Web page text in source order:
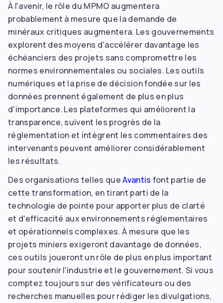
À l'avenir, le rôle du MPMO augmentera
probablement à mesure que la demande de
minéraux critiques augmentera. Les gouvernements
explorent des moyens d'accélérer davantage les
échéanciers des projets sans compromettre les
normes environnementales ou sociales. Les outils
numériques et la prise de décision fondée sur les
données prennent également de plus en plus
d'importance. Les plateformes qui améliorent la
transparence, suivent les progrès de la
réglementation et intègrent les commentaires des
intervenants peuvent améliorer considérablement
les résultats.
Des organisations telles queAvantis font partie de
cette transformation, en tirant parti de la
technologie de pointe pour apporter plus de clarté
et d'efficacité aux environnements réglementaires
et opérationnels complexes. À mesure que les
projets miniers exigeront davantage de données,
ces outils joueront un rôle de plus en plus important
pour soutenir l'industrie et le gouvernement. Si vous
comptez toujours sur des vérificateurs ou des
recherches manuelles pour rédiger les divulgations,